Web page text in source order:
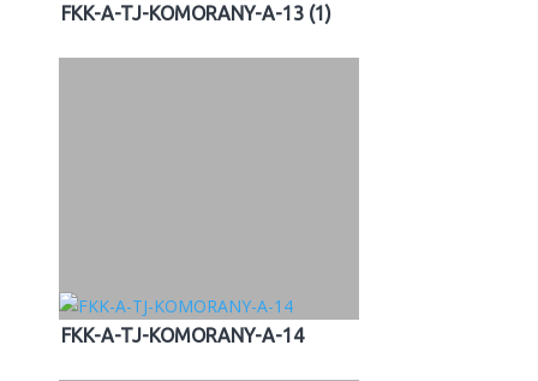
FKK-A-TJ-KOMORANY-A-13 (1)
FKK-A-TJ-KOMORANY-A-14